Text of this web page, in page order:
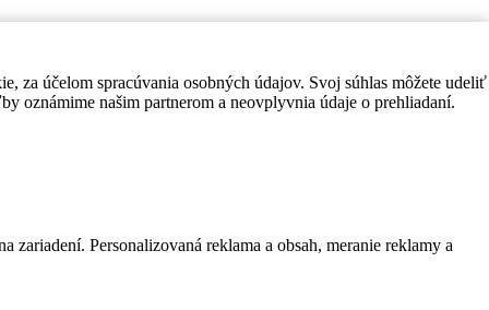
za účelom spracúvania osobných údajov. Svoj súhlas môžete udeliť
oznámime našim partnerom a neovplyvnia údaje o prehliadaní.
Personalizovaná reklama a obsah, meranie reklamy a